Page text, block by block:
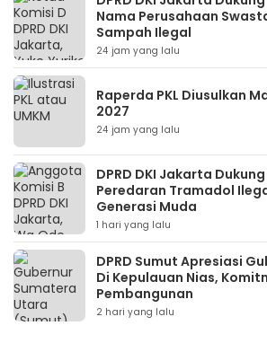
Nama Perusahaan
Sampah Ilegal
24 jam yang lalu
Raperda PKL Diusulkan
2027
24 jam yang lalu
DPRD DKI Jakarta
Peredaran Tramadol
Generasi Muda
1 hari yang lalu
DPRD Sumut Apresiasi
Di Kepulauan Nias,
Pembangunan
2 hari yang lalu